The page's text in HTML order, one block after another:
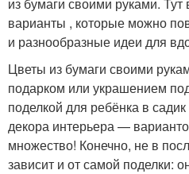
варианты , которые можно
и разнообразные идеи для
Цветы из бумаги своими
подарком или украшением
поделкой для ребёнка в
декора интерьера —
множество! Конечно, не в
зависит и от самой поделки: